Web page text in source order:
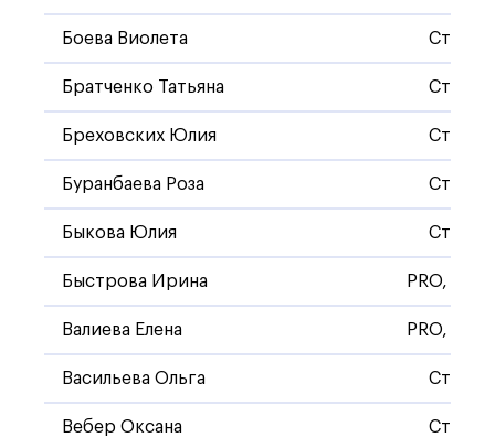
Боева Виолета
Братченко Татьяна
Бреховских Юлия
Буранбаева Роза
Быкова Юлия
Быстрова Ирина PRO,
Валиева Елена PRO,
Васильева Ольга
Вебер Оксана